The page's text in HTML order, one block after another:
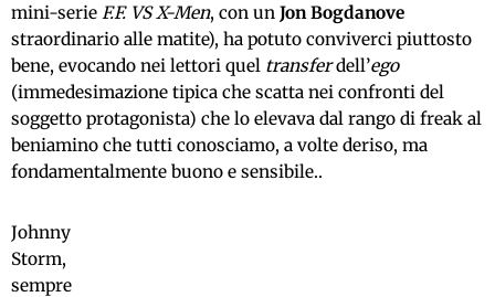
mini-serie F.F. VS X-Men, con un Jon Bogdanove
straordinario alle matite), ha potuto conviverci piuttosto
bene, evocando nei lettori quel transferdell’ego
(immedesimazione tipica che scatta nei confronti del
soggetto protagonista) che lo elevava dal rango di freak al
beniamino che tutti conosciamo, a volte deriso, ma
fondamentalmente buono e sensibile..
Johnny
Storm,
sempre